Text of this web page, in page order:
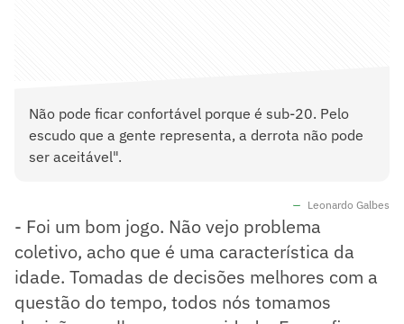
Não pode ficar confortável porque é sub-20. Pelo
escudo que a gente representa, a derrota não pode
ser aceitável".
Leonardo Galbes
- Foi um bom jogo. Não vejo problema
coletivo, acho que é uma característica da
idade. Tomadas de decisões melhores com a
questão do tempo, todos nós tomamos